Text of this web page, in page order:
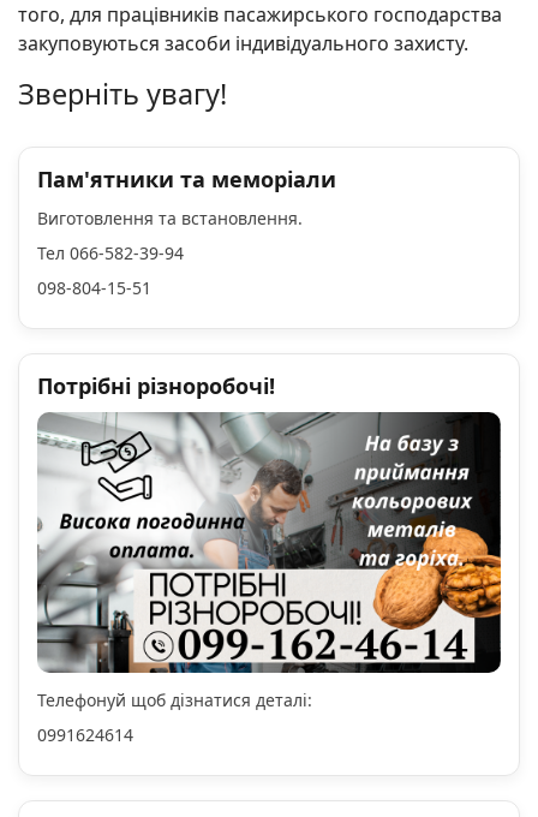
того, для працівників пасажирського господарства
закуповуються засоби індивідуального захисту.
Зверніть увагу!
Пам'ятники та меморіали
Виготовлення та встановлення.
Тел 066-582-39-94
098-804-15-51
Потрібні різноробочі!
Телефонуй щоб дізнатися деталі:
0991624614